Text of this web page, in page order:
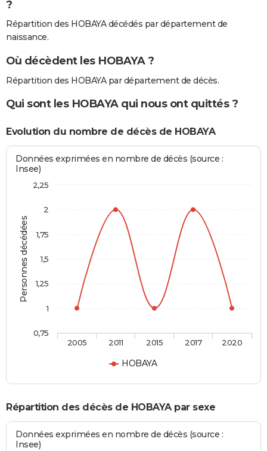
?
Répartition des HOBAYA décédés par département de
naissance.
Où décèdent les HOBAYA ?
Répartition des HOBAYA par département de décès.
Qui sont les HOBAYA qui nous ont quittés ?
Evolution du nombre de décès de HOBAYA
Personnes décédées
Données exprimées en nombre de décès (source :
Insee)
HOBAYA
2005 2011 2015 2017 2020
0,75
1
1,25
1,5
1,75
2
2,25
Répartition des décès de HOBAYA par sexe
Données exprimées en nombre de décès (source :
Insee)